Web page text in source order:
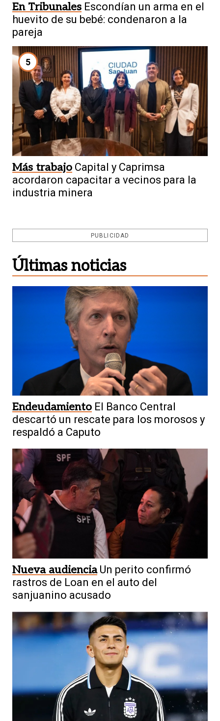
En Tribunales Escondían un arma en el
huevito de su bebé: condenaron a la
pareja
5
Más trabajo Capital y Caprimsa
acordaron capacitar a vecinos para la
industria minera
PUBLICIDAD
Últimas noticias
Endeudamiento El Banco Central
descartó un rescate para los morosos y
respaldó a Caputo
Nueva audiencia Un perito confirmó
rastros de Loan en el auto del
sanjuanino acusado